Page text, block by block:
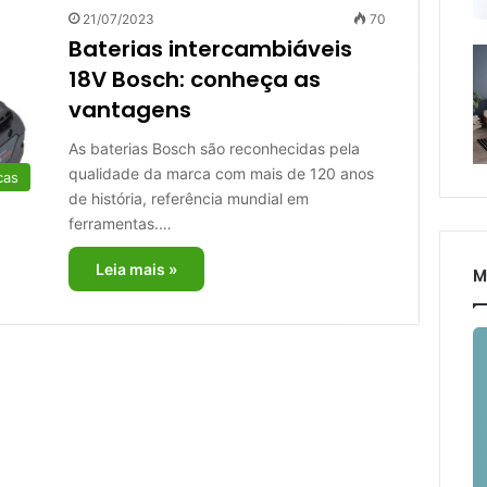
21/07/2023 70
Baterias intercambiáveis
18V Bosch: conheça as
vantagens
As baterias Bosch são reconhecidas pela
qualidade da marca com mais de 120 anos
de história, referência mundial em
ferramentas.…
Leia mais »